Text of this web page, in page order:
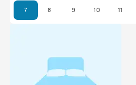
7 8 9 10 11